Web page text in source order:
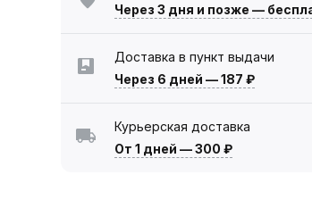
Через 3 дня и позже —
Доставка в пункт выдачи
Через 6 дней —187 ₽
Курьерская доставка
От 1 дней —300 ₽